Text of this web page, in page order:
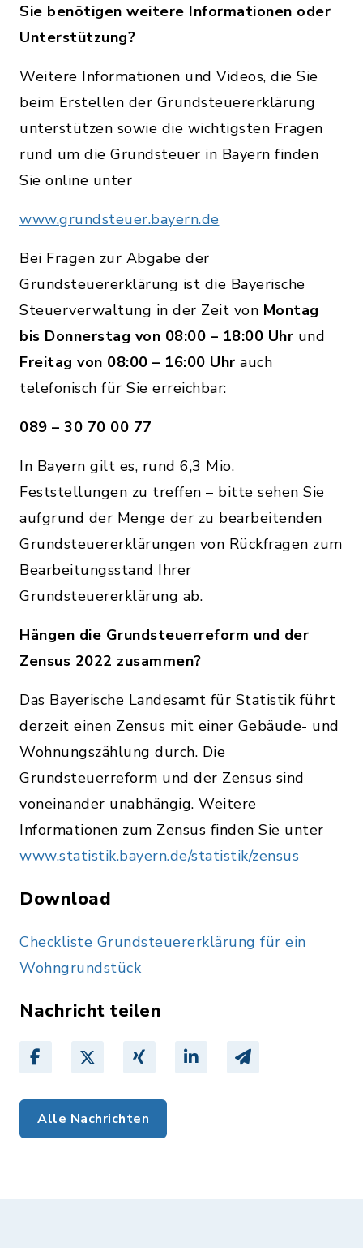
Sie benötigen weitere Informationen oder
Unterstützung?
Weitere Informationen und Videos, die Sie
beim Erstellen der Grundsteuererklärung
unterstützen sowie die wichtigsten Fragen
rund um die Grundsteuer in Bayern finden
Sie online unter
www.grundsteuer.bayern.de
Bei Fragen zur Abgabe der
Grundsteuererklärung ist die Bayerische
Steuerverwaltung in der Zeit von Montag
bis Donnerstag von 08:00 – 18:00 Uhr und
Freitag von 08:00 – 16:00 Uhr auch
telefonisch für Sie erreichbar:
089 – 30 70 00 77
In Bayern gilt es, rund 6,3 Mio.
Feststellungen zu treffen – bitte sehen Sie
aufgrund der Menge der zu bearbeitenden
Grundsteuererklärungen von Rückfragen zum
Bearbeitungsstand Ihrer
Grundsteuererklärung ab.
Hängen die Grundsteuerreform und der
Zensus 2022 zusammen?
Das Bayerische Landesamt für Statistik führt
derzeit einen Zensus mit einer Gebäude- und
Wohnungszählung durch. Die
Grundsteuerreform und der Zensus sind
voneinander unabhängig. Weitere
Informationen zum Zensus finden Sie unter
www.statistik.bayern.de/statistik/zensus
Download
Checkliste Grundsteuererklärung für ein
Wohngrundstück
Nachricht teilen
Alle Nachrichten